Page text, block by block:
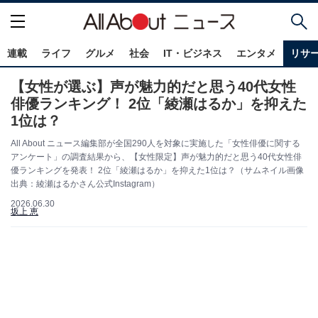
連載 ライフ グルメ 社会 IT・ビジネス エンタメ リサ
【女性が選ぶ】声が魅力的だと思う40代女性
俳優ランキング！ 2位「綾瀬はるか」を抑えた
1位は？
All About ニュース編集部が全国290人を対象に実施した「女性俳優に関する
アンケート」の調査結果から、【女性限定】声が魅力的だと思う40代女性俳
優ランキングを発表！ 2位「綾瀬はるか」を抑えた1位は？（サムネイル画像
出典：綾瀬はるかさん公式Instagram）
2026.06.30
坂上 恵